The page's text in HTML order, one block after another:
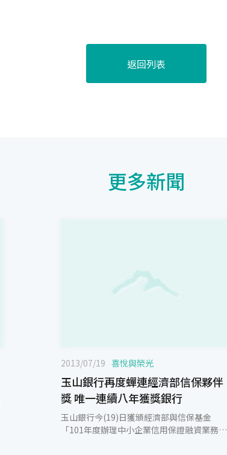
返回列表
更多新聞
2013/07/19 喜悅與榮光
玉山銀行再度蟬連經濟部信保夥伴
獎 唯一連續八年獲獎銀行
玉山銀行今(19)日獲頒經濟部與信保基金
「101年度辦理中小企業信用保證融資業務績